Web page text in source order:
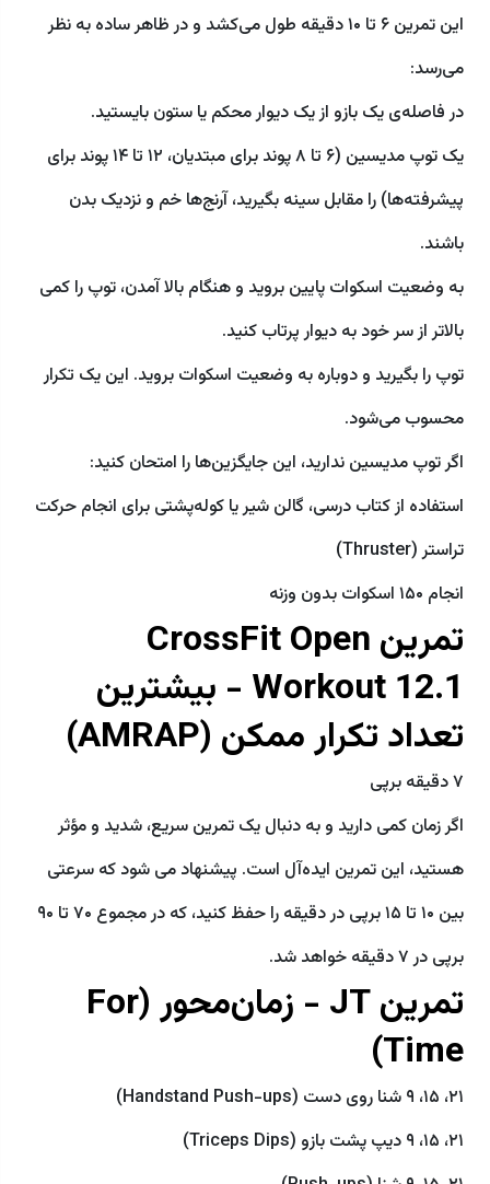
این تمرین ۶ تا ۱۰ دقیقه طول می‌کشد و در ظاهر ساده به نظر
می‌رسد:
در فاصله‌ی یک بازو از یک دیوار محکم یا ستون بایستید.
یک توپ مدیسین (۶ تا ۸ پوند برای مبتدیان، ۱۲ تا ۱۴ پوند برای
پیشرفته‌ها) را مقابل سینه بگیرید، آرنج‌ها خم و نزدیک بدن
باشند.
به وضعیت اسکوات پایین بروید و هنگام بالا آمدن، توپ را کمی
بالاتر از سر خود به دیوار پرتاب کنید.
توپ را بگیرید و دوباره به وضعیت اسکوات بروید. این یک تکرار
محسوب می‌شود.
اگر توپ مدیسین ندارید، این جایگزین‌ها را امتحان کنید:
استفاده از کتاب درسی، گالن شیر یا کوله‌پشتی برای انجام حرکت
تراستر (Thruster)
انجام ۱۵۰ اسکوات بدون وزنه
تمرین CrossFit Open
Workout 12.1 - بیشترین
تعداد تکرار ممکن (AMRAP)
۷ دقیقه برپی
اگر زمان کمی دارید و به دنبال یک تمرین سریع، شدید و مؤثر
هستید، این تمرین ایده‌آل است. پیشنهاد می‌ شود که سرعتی
بین ۱۰ تا ۱۵ برپی در دقیقه را حفظ کنید، که در مجموع ۷۰ تا ۹۰
برپی در ۷ دقیقه خواهد شد.
تمرین JT - زمان‌محور (For
Time)
۲۱، ۱۵، ۹ شنا روی دست (Handstand Push-ups)
۲۱، ۱۵، ۹ دیپ پشت بازو (Triceps Dips)